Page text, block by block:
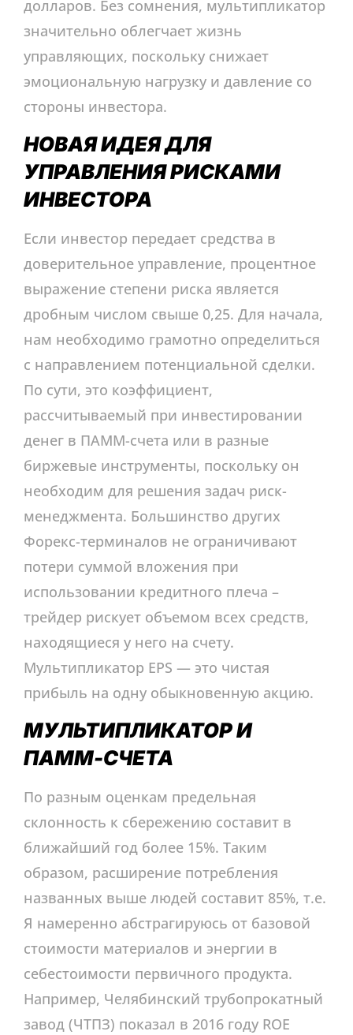
долларов. Без сомнения, мультипликатор
значительно облегчает жизнь
управляющих, поскольку снижает
эмоциональную нагрузку и давление со
стороны инвестора.
НОВАЯ ИДЕЯ ДЛЯ
УПРАВЛЕНИЯ РИСКАМИ
ИНВЕСТОРА
Если инвестор передает средства в
доверительное управление, процентное
выражение степени риска является
дробным числом свыше 0,25. Для начала,
нам необходимо грамотно определиться
с направлением потенциальной сделки.
По сути, это коэффициент,
рассчитываемый при инвестировании
денег в ПАММ-счета или в разные
биржевые инструменты, поскольку он
необходим для решения задач риск-
менеджмента. Большинство других
Форекс-терминалов не ограничивают
потери суммой вложения при
использовании кредитного плеча –
трейдер рискует объемом всех средств,
находящиеся у него на счету.
Мультипликатор EPS — это чистая
прибыль на одну обыкновенную акцию.
МУЛЬТИПЛИКАТОР И
ПАММ-СЧЕТА
По разным оценкам предельная
склонность к сбережению составит в
ближайший год более 15%. Таким
образом, расширение потребления
названных выше людей составит 85%, т.е.
Я намеренно абстрагируюсь от базовой
стоимости материалов и энергии в
себестоимости первичного продукта.
Например, Челябинский трубопрокатный
завод (ЧТПЗ) показал в 2016 году ROE